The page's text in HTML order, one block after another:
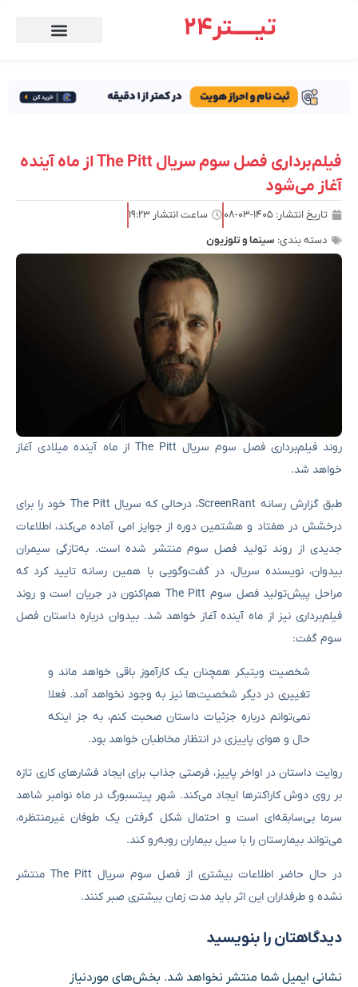
تیـــــتر24
فیلم‌برداری فصل سوم سریال The Pitt از ماه آینده
آغاز می‌شود
تاریخ انتشار: ۱۴۰۵-۰۳-۰۸ ساعت انتشار ۱۹:۲۳
دسته بندی: سینما و تلوزیون
روند فیلم‌برداری فصل سوم سریال The Pitt از ماه آینده میلادی آغاز
خواهد شد.
طبق گزارش رسانه ScreenRant، درحالی که سریال The Pitt خود را برای
درخشش در هفتاد و هشتمین دوره از جوایز امی آماده می‌کند، اطلاعات
جدیدی از روند تولید فصل سوم منتشر شده است. به‌تازگی سیمران
بیدوان، نویسنده سریال، در گفت‌و‌گویی با همین رسانه تایید کرد که
مراحل پیش‌تولید فصل سوم The Pitt هم‌اکنون در جریان است و روند
فیلم‌برداری نیز از ماه آینده آغاز خواهد شد. بیدوان درباره داستان فصل
سوم گفت:
شخصیت ویتیکر همچنان یک کارآموز باقی خواهد ماند و
تغییری در دیگر شخصیت‌ها نیز به وجود نخواهد آمد. فعلا
نمی‌توانم درباره جزئیات داستان صحبت کنم، به جز اینکه
حال و هوای پاییزی در انتظار مخاطبان خواهد بود.
روایت داستان در اواخر پاییز، فرصتی جذاب برای ایجاد فشارهای کاری تازه
بر روی دوش کاراکترها ایجاد می‌کند. شهر پیتسبورگ در ماه نوامبر شاهد
سرما بی‌سابقه‌ای است و احتمال شکل گرفتن یک طوفان غیرمنتظره،
می‌تواند بیمارستان را با سیل بیماران روبه‌رو کند.
در حال حاضر اطلاعات بیشتری از فصل سوم سریال The Pitt منتشر
نشده و طرفداران این اثر باید مدت زمان بیشتری صبر کنند.
دیدگاهتان را بنویسید
نشانی ایمیل شما منتشر نخواهد شد. بخش‌های موردنیاز